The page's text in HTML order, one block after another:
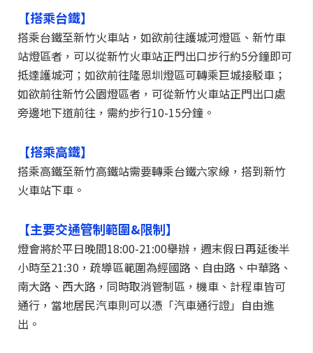
【搭乘台鐵】
搭乘台鐵至新竹火車站，如欲前往護城河燈區、新竹車
站燈區者，可以從新竹火車站正門出口步行約5分鐘即可
抵達護城河；如欲前往隆恩圳燈區可轉乘巨城接駁車；
如欲前往新竹公園燈區者，可從新竹火車站正門出口處
旁邊地下道前往，需約步行10-15分鐘。
【搭乘高鐵】
搭乘高鐵至新竹高鐵站需要轉乘台鐵六家線，搭到新竹
火車站下車。
【主要交通管制範圍&限制】
燈會將於平日晚間18:00-21:00舉辦，週末假日再延後半
小時至21:30，疏導區範圍為經國路、自由路、中華路、
南大路、西大路，同時取消管制區，機車、計程車皆可
通行，當地居民汽車則可以憑「汽車通行證」自由進
出。